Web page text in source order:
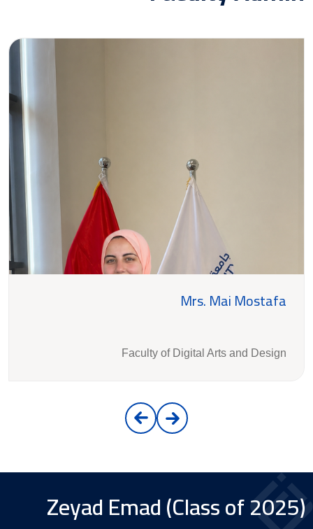
Mrs. Mai Mostafa
Faculty of Digital Arts and Design
Zeyad Emad (Class of 2025)